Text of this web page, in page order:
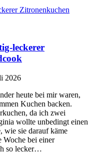
leckerer
2026
heute bei mir waren,
Kuchen backen.
da ich zwei
wollte unbedingt einen
wie sie darauf käme
Woche bei einer
so lecker…